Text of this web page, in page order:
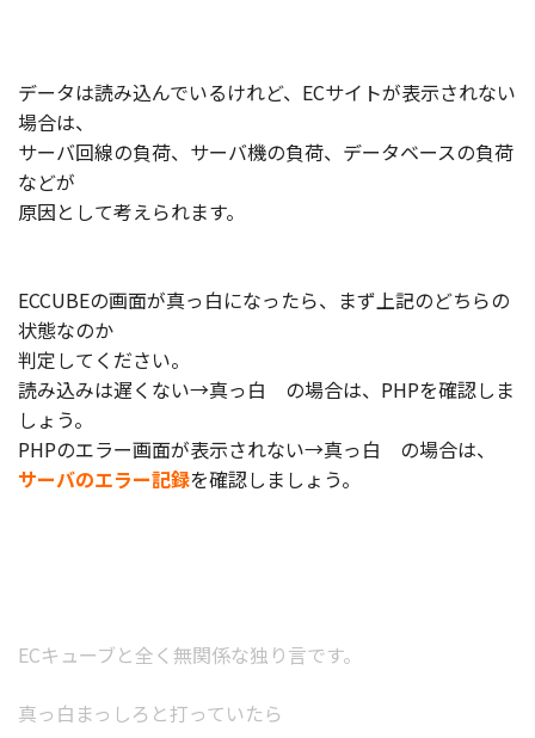
03-6432-0346
データは読み込んでいるけれど、ECサイトが表示されない
場合は、
サーバ回線の負荷、サーバ機の負荷、データベースの負荷
などが
原因として考えられます。
ECCUBEの画面が真っ白になったら、まず上記のどちらの
状態なのか
判定してください。
読み込みは遅くない→真っ白 の場合は、PHPを確認しま
しょう。
PHPのエラー画面が表示されない→真っ白 の場合は、
サーバのエラー記録を確認しましょう。
ECキューブと全く無関係な独り言です。
真っ白まっしろと打っていたら